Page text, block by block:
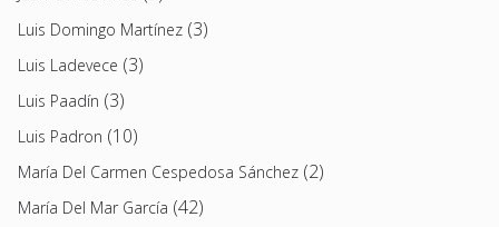
Luis Domingo Martínez (3)
Luis Ladevece (3)
Luis Paadín (3)
Luis Padron (10)
María Del Carmen Cespedosa Sánchez (2)
María Del Mar García (42)